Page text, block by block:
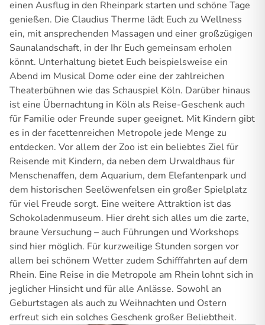
einen Ausflug in den Rheinpark starten und schöne Tage
genießen. Die Claudius Therme lädt Euch zu Wellness
ein, mit ansprechenden Massagen und einer großzügigen
Saunalandschaft, in der Ihr Euch gemeinsam erholen
könnt. Unterhaltung bietet Euch beispielsweise ein
Abend im Musical Dome oder eine der zahlreichen
Theaterbühnen wie das Schauspiel Köln. Darüber hinaus
ist eine Übernachtung in Köln als Reise-Geschenk auch
für Familie oder Freunde super geeignet. Mit Kindern gibt
es in der facettenreichen Metropole jede Menge zu
entdecken. Vor allem der Zoo ist ein beliebtes Ziel für
Reisende mit Kindern, da neben dem Urwaldhaus für
Menschenaffen, dem Aquarium, dem Elefantenpark und
dem historischen Seelöwenfelsen ein großer Spielplatz
für viel Freude sorgt. Eine weitere Attraktion ist das
Schokoladenmuseum. Hier dreht sich alles um die zarte,
braune Versuchung – auch Führungen und Workshops
sind hier möglich. Für kurzweilige Stunden sorgen vor
allem bei schönem Wetter zudem Schifffahrten auf dem
Rhein. Eine Reise in die Metropole am Rhein lohnt sich in
jeglicher Hinsicht und für alle Anlässe. Sowohl an
Geburtstagen als auch zu Weihnachten und Ostern
erfreut sich ein solches Geschenk großer Beliebtheit.